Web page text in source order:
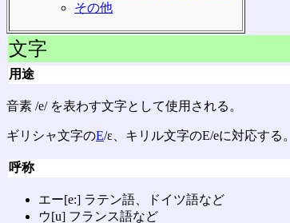
その他
文字
用途
音素 /e/ を表わす文字として使用される。
ギリシャ文字のΕ/ε、キリル文字のЕ/еに対応する。
呼称
エー[e:] ラテン語、ドイツ語など
ウ[u] フランス語など